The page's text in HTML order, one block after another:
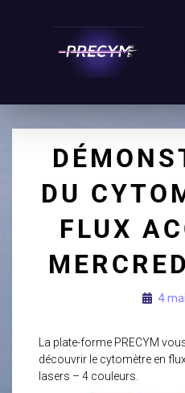
DU
FLUX
4
La plate-forme PRECYM
découvrir le cytomètre en
lasers – 4 couleurs.